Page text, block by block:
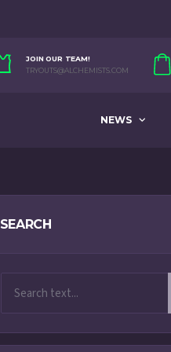
JOIN OUR TEAM!
TRYOUTS@ALCHEMISTS.COM
NEWS
SEARCH